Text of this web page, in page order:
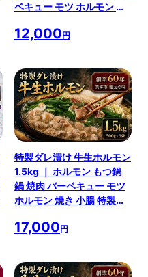
ベキュー モツ ホルモン 焼
物 ソウルフード 美祢市 山
12,000円
特製ダレ漬け 牛生ホルモン
1.5kg ｜ ホルモン もつ鍋
鍋 焼肉 バーベキュー モツ
ホルモン 焼き 小腸 特製ダ
ド 肉 にく 牛 無添加 特性醤
17,000円